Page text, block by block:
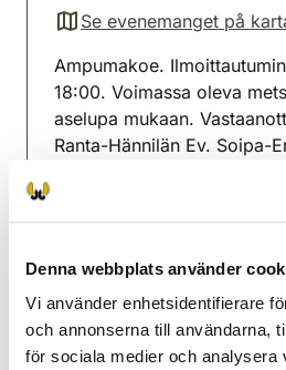
Denna webbplats använder
Vi använder enhetsidentifierare
och annonserna till användarna,
för sociala medier och analysera
Se evenemanget på
(avautuu uuteen välilehteen)
Ampumakoe.
18:00. Voimassa oleva
aselupa mukaan.
Ranta-Hännilän Ev. Soipa-
Saarijärvi
040-7315447